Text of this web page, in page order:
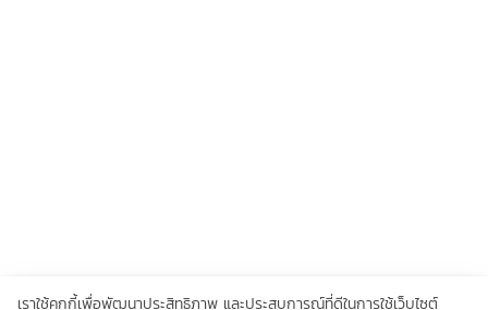
เราใช้คุกกี้เพื่อพัฒนาประสิทธิภาพ และประสบการณ์ที่ดีในการใช้เว็บไซต์